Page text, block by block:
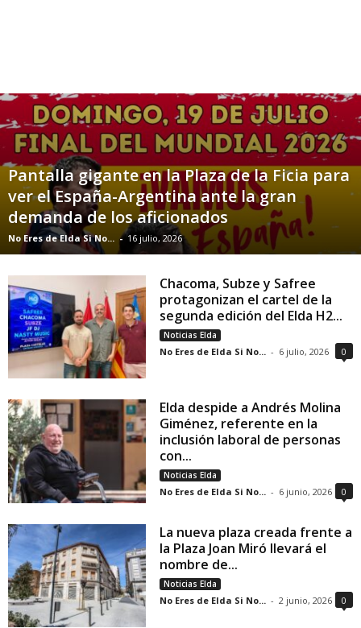
Pantalla gigante en la Plaza de la Ficia para
ver el España-Argentina ante la gran
demanda de los aficionados
No Eres de Elda Si No... - 16 julio, 2026
Chacoma, Subze y Safree
protagonizan el cartel de la
segunda edición del Elda H2...
Noticias Elda
No Eres de Elda Si No... - 6 julio, 2026 0
Elda despide a Andrés Molina
Giménez, referente en la
inclusión laboral de personas
con...
Noticias Elda
No Eres de Elda Si No... - 6 junio, 2026 0
La nueva plaza creada frente a
la Plaza Joan Miró llevará el
nombre de...
Noticias Elda
No Eres de Elda Si No... - 2 junio, 2026 0